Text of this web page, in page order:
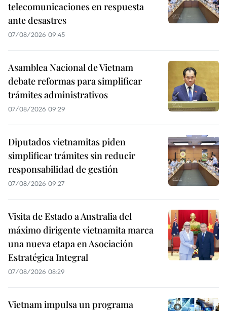
telecomunicaciones en respuesta
ante desastres
07/08/2026 09:45
Asamblea Nacional de Vietnam
debate reformas para simplificar
trámites administrativos
07/08/2026 09:29
Diputados vietnamitas piden
simplificar trámites sin reducir
responsabilidad de gestión
07/08/2026 09:27
Visita de Estado a Australia del
máximo dirigente vietnamita marca
una nueva etapa en Asociación
Estratégica Integral
07/08/2026 08:29
Vietnam impulsa un programa